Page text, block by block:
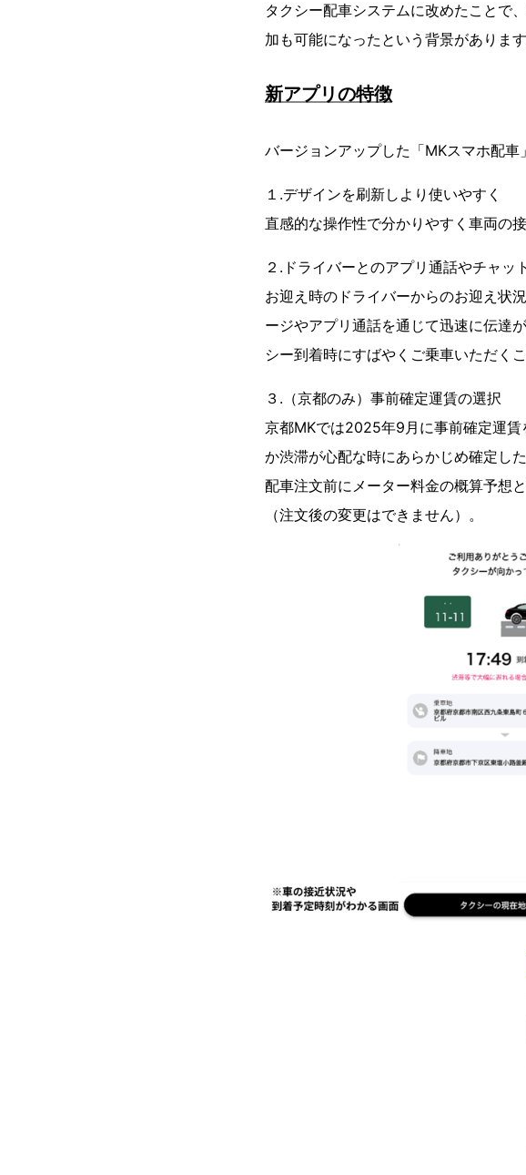
タクシー配車システムに改めたことで
加も可能になったという背景があります
新アプリの特徴
バージョンアップした「MKスマホ配車
１.デザインを刷新しより使いやすく
直感的な操作性で分かりやすく車両の
２.ドライバーとのアプリ通話やチャッ
お迎え時のドライバーからのお迎え状
ージやアプリ通話を通じて迅速に伝達
シー到着時にすばやくご乗車いただく
３.（京都のみ）事前確定運賃の選択
京都MKでは2025年9月に事前確定運
か渋滞が心配な時にあらかじめ確定し
配車注文前にメーター料金の概算予想
（注文後の変更はできません）。